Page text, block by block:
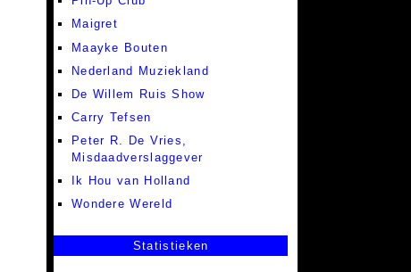
Maigret
Maayke Bouten
Nederland Muziekland
De Willem Ruis Show
Carry Tefsen
Peter R. De Vries,
Misdaadverslaggever
Ik Hou van Holland
Wondere Wereld
Statistieken